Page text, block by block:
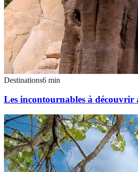
Destinations6 min
Les incontournables à découvrir